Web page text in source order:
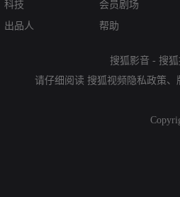
科技
出品人
会员剧场
帮助
搜狐影音 - 搜
请仔细阅读 搜狐视频隐私政策、